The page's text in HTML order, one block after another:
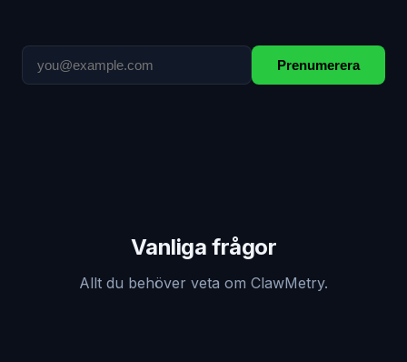
Prenumerera
Vanliga frågor
Allt du behöver veta om ClawMetry.